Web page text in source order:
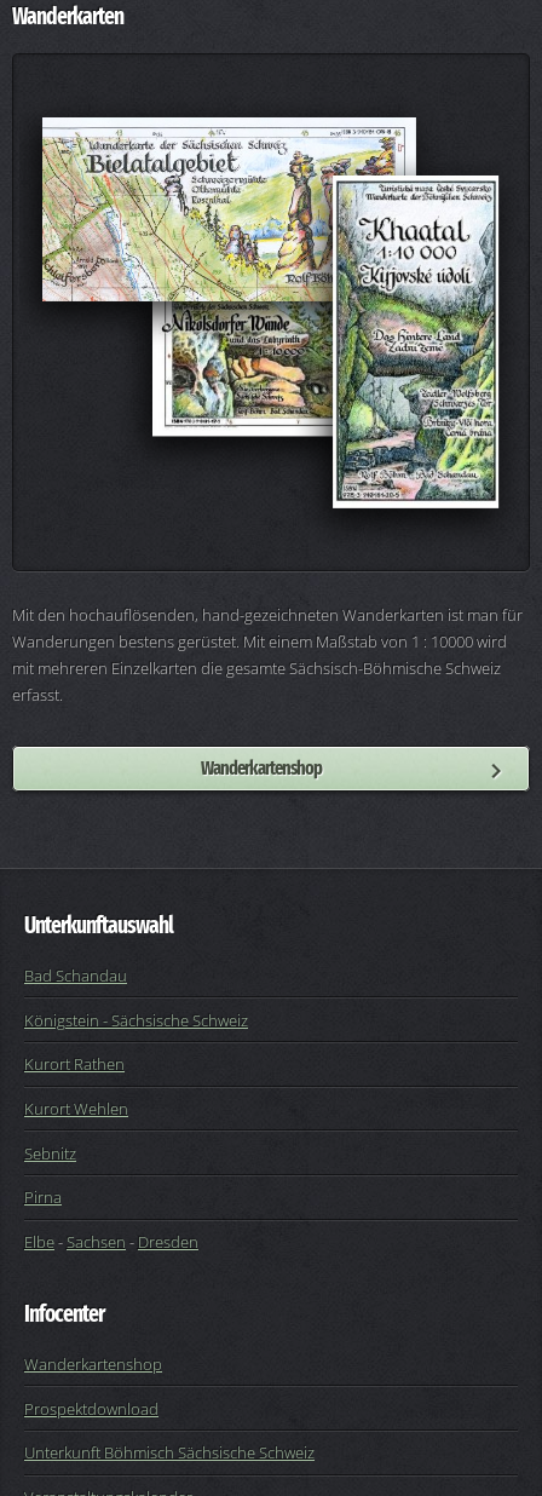
Wanderkarten
Mit den hochauflösenden, hand-gezeichneten Wanderkarten ist man für
Wanderungen bestens gerüstet. Mit einem Maßstab von 1 : 10000 wird
mit mehreren Einzelkarten die gesamte Sächsisch-Böhmische Schweiz
erfasst.
Wanderkartenshop
Unterkunftauswahl
Bad Schandau
Königstein - Sächsische Schweiz
Kurort Rathen
Kurort Wehlen
Sebnitz
Pirna
Elbe-Sachsen - Dresden
Infocenter
Wanderkartenshop
Prospektdownload
Unterkunft Böhmisch Sächsische Schweiz